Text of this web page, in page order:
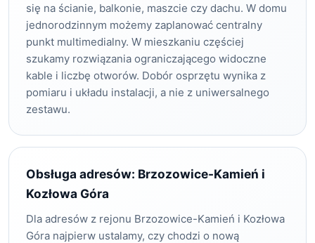
się na ścianie, balkonie, maszcie czy dachu. W domu
jednorodzinnym możemy zaplanować centralny
punkt multimedialny. W mieszkaniu częściej
szukamy rozwiązania ograniczającego widoczne
kable i liczbę otworów. Dobór osprzętu wynika z
pomiaru i układu instalacji, a nie z uniwersalnego
zestawu.
Obsługa adresów: Brzozowice-Kamień i
Kozłowa Góra
Dla adresów z rejonu Brzozowice-Kamień i Kozłowa
Góra najpierw ustalamy, czy chodzi o nową